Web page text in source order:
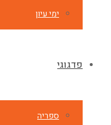
ימי עיון
פדגוגי
ספריה